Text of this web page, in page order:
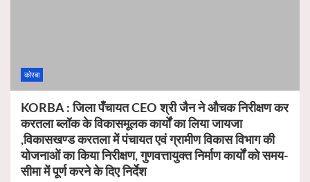
कोरबा
KORBA : जिला पँचायत CEO श्री जैन ने औचक निरीक्षण कर
करतला ब्लॉक के विकासमूलक कार्यों का लिया जायजा
,विकासखण्ड करतला में पंचायत एवं ग्रामीण विकास विभाग की
योजनाओं का किया निरीक्षण, गुणवत्तायुक्त निर्माण कार्यों को समय-
सीमा में पूर्ण करने के दिए निर्देश